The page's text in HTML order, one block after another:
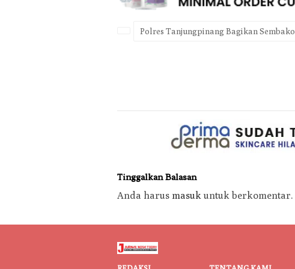
Polres Tanjungpinang Bagikan Sembako
Tinggalkan Balasan
Anda harus masuk untuk berkomentar.